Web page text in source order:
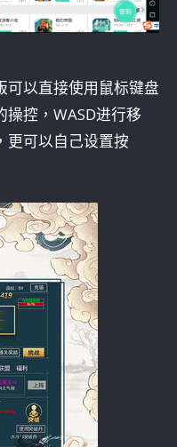
可以直接使用鼠标键盘
控，WASD进行移
更可以自己设置按